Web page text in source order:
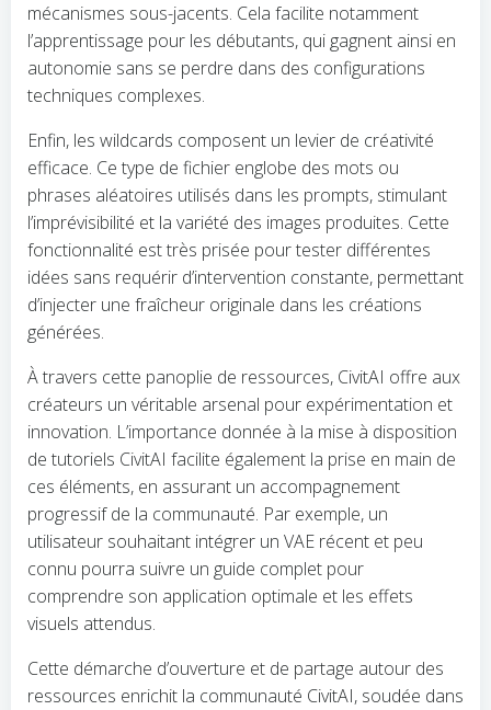
mécanismes sous-jacents. Cela facilite notamment
l’apprentissage pour les débutants, qui gagnent ainsi en
autonomie sans se perdre dans des configurations
techniques complexes.
Enfin, les wildcards composent un levier de créativité
efficace. Ce type de fichier englobe des mots ou
phrases aléatoires utilisés dans les prompts, stimulant
l’imprévisibilité et la variété des images produites. Cette
fonctionnalité est très prisée pour tester différentes
idées sans requérir d’intervention constante, permettant
d’injecter une fraîcheur originale dans les créations
générées.
À travers cette panoplie de ressources, CivitAI offre aux
créateurs un véritable arsenal pour expérimentation et
innovation. L’importance donnée à la mise à disposition
de tutoriels CivitAI facilite également la prise en main de
ces éléments, en assurant un accompagnement
progressif de la communauté. Par exemple, un
utilisateur souhaitant intégrer un VAE récent et peu
connu pourra suivre un guide complet pour
comprendre son application optimale et les effets
visuels attendus.
Cette démarche d’ouverture et de partage autour des
ressources enrichit la communauté CivitAI, soudée dans